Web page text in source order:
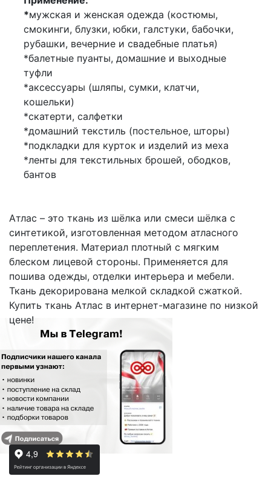
*мужская и женская одежда (костюмы,
смокинги, блузки, юбки, галстуки, бабочки,
рубашки, вечерние и свадебные платья)
*балетные пуанты, домашние и выходные
туфли
*аксессуары (шляпы, сумки, клатчи,
кошельки)
*скатерти, салфетки
*домашний текстиль (постельное, шторы)
*подкладки для курток и изделий из меха
*ленты для текстильных брошей, ободков,
бантов
Атлас – это ткань из шёлка или смеси шёлка с
синтетикой, изготовленная методом атласного
переплетения. Материал плотный с мягким
блеском лицевой стороны. Применяется для
пошива одежды, отделки интерьера и мебели.
Ткань декорирована мелкой складкой сжаткой.
Купить ткань Атлас в интернет-магазине по низкой
цене!